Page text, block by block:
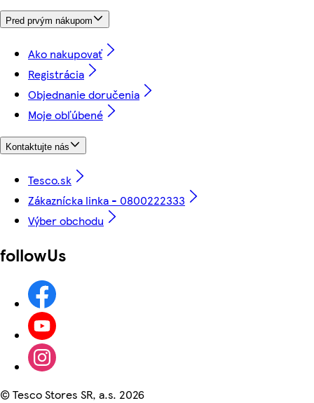
Pred prvým nákupom
Ako nakupovať
Registrácia
Objednanie doručenia
Moje obľúbené
Kontaktujte nás
Tesco.sk
Zákaznícka linka - 0800222333
Výber obchodu
followUs
©Tesco Stores SR, a.s. 2026